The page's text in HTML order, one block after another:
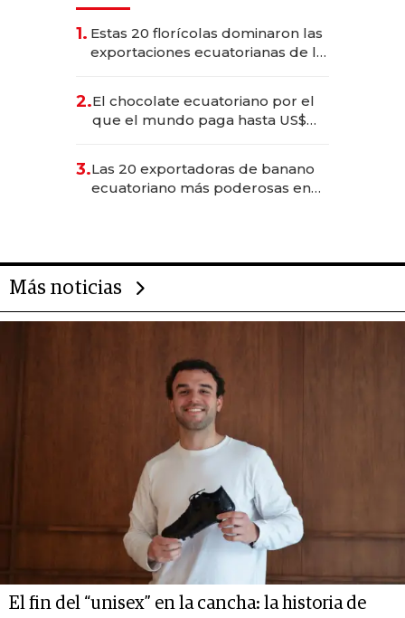
1. Estas 20 florícolas dominaron las
exportaciones ecuatorianas de la
2.El chocolate ecuatoriano por el
que el mundo paga hasta US$
3.Las 20 exportadoras de banano
ecuatoriano más poderosas en
Más noticias
El fin del “unisex” en la cancha: la historia de